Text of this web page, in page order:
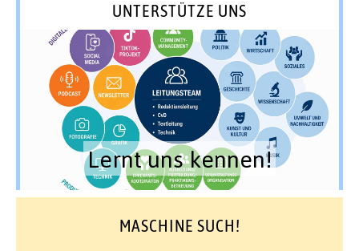
UNTERSTÜTZE UNS
Lernt uns kennen!
MASCHINE SUCH!